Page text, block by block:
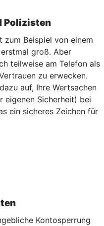
Polizisten
zum Beispiel von einem
groß. Aber
teilweise am Telefon als
zu erwecken.
auf, Ihre Wertsachen
eigenen Sicherheit) bei
ein sicheres Zeichen für
Kontosperrung